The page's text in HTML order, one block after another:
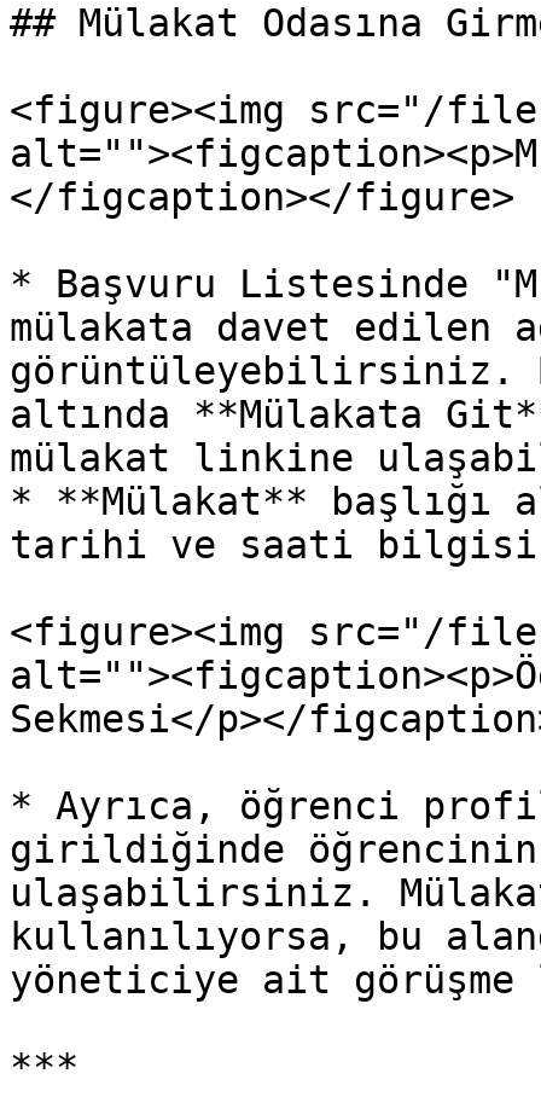
## Mülakat Odasına
<figure><img src="/files/
</figcaption></figure>
* Başvuru Listesinde
mülakata davet edilen
görüntüleyebilirsiniz.
altında **Mülakata
mülakat linkine
* **Mülakat** başlığı
tarihi ve saati
<figure><img src="/files/
Sekmesi</p></
* Ayrıca, öğrenci
girildiğinde
ulaşabilirsiniz.
kullanılıyorsa, bu
yöneticiye ait
***